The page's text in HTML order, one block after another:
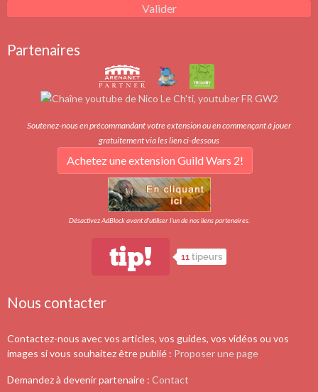
Valider
Partenaires
Soutenez-nous en précommandant votre extension ou en commençant à jouer
gratuitement via les lien ci-dessous
Achetez une extension Guild Wars 2!
Désactivez AdBlock avant d'utiliser l'un de nos liens partenaires.
tip! 11 tipeurs
Nous contacter
Contactez-nous avec vos articles, vos guides, vos vidéos ou vos
images si vous souhaitez être publié : Proposer une page
Demandez à devenir partenaire : Contact